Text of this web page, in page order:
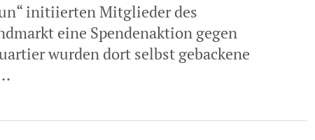
initiierten Mitglieder des
eine Spendenaktion gegen
wurden dort selbst gebackene